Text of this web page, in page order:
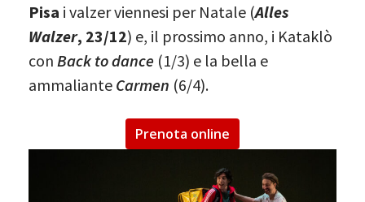
Pisa i valzer viennesi per Natale (Alles
Walzer, 23/12) e, il prossimo anno, i Kataklò
con Back to dance (1/3) e la bella e
ammaliante Carmen (6/4).
Prenota online